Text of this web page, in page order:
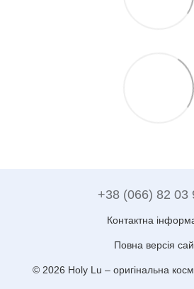
+38 (066) 82 03
Контактна
Повна версія
© 2026 Holy Lu – оригінальна